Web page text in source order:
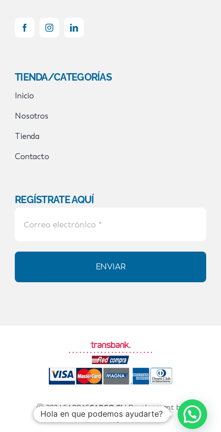
TIENDA/CATEGORÍAS
Inicio
Nosotros
Tienda
Contacto
REGÍSTRATE AQUÍ
ENVIAR
Ⓒ 2024 SARRASCARGO.CL| Development by
GOOB LLC| All Rights Reserved.
Hola en que podemos ayudarte?